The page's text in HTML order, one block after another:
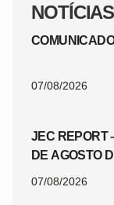
07/08/2026
JEC REPORT
DE AGOSTO
07/08/2026